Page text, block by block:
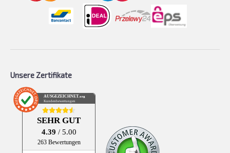
Unsere Zertifikate
AUSGEZEICHNET .org
Kundenbewertungen
SEHR GUT
4.39 / 5.00
263 Bewertungen